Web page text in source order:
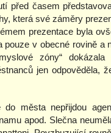
před časem
která své záměry
prezentace byla
v obecné rovině a
zóny“ dokázala
jen odpověděla,
města nepřijdou
apod. Slečna